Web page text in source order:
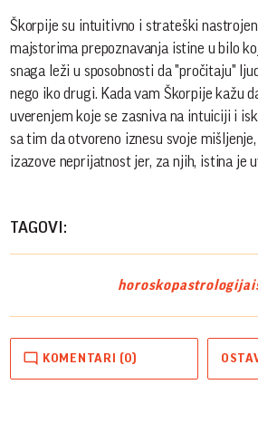
Škorpije su intuitivno i strateški
majstorima prepoznavanja istine u bilo
snaga leži u sposobnosti da "pročitaju"
nego iko drugi. Kada vam Škorpije kažu
uverenjem koje se zasniva na intuiciji i
sa tim da otvoreno iznesu svoje
izazove neprijatnost jer, za njih, istina je
TAGOVI:
horoskopastrologija
KOMENTARI (0)